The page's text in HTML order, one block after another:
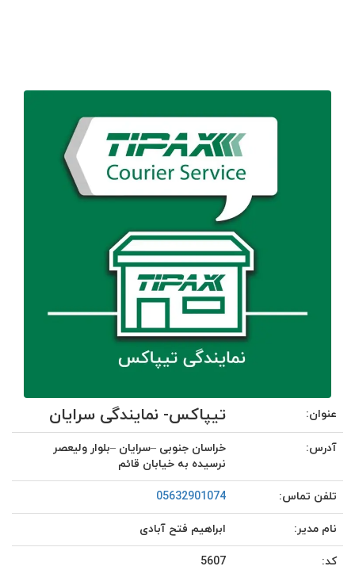
عنوان: تیپاکس- نمایندگی سرایان
آدرس:
خراسان جنوبی –سرایان –بلوار ولیعصر
نرسیده به خیابان قائم
تلفن تماس: 05632901074
نام مدیر: ابراهیم فتح آبادی
کد: 5607